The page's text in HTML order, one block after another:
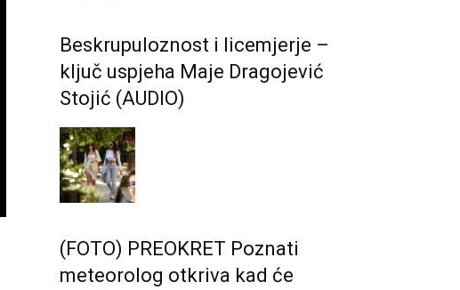
Beskrupuloznost i licemjerje –
ključ uspjeha Maje Dragojević
Stojić (AUDIO)
(FOTO) PREOKRET Poznati
meteorolog otkriva kad će